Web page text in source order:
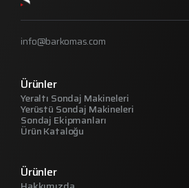
info@barkomas.com
Ürünler
Yeraltı Sondaj Makineleri
Yerüstü Sondaj Makineleri
Sondaj Ekipmanları
Ürün Kataloğu
Ürünler